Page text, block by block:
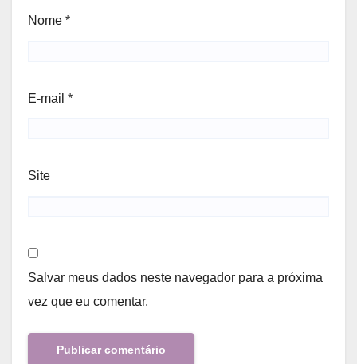
Nome *
E-mail *
Site
Salvar meus dados neste navegador para a próxima
vez que eu comentar.